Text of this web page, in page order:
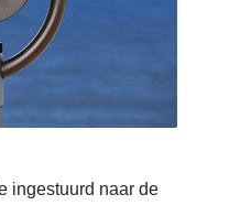
ingestuurd naar de